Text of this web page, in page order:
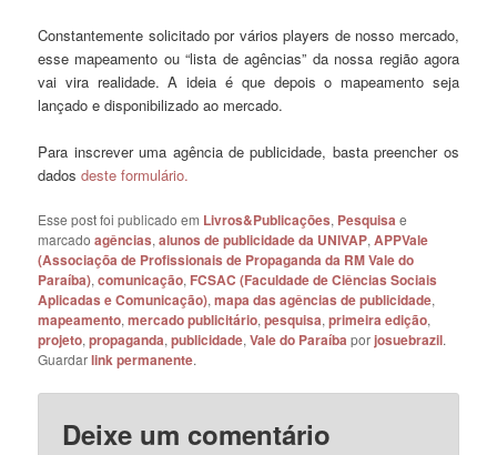
Constantemente solicitado por vários players de nosso mercado,
esse mapeamento ou “lista de agências” da nossa região agora
vai vira realidade. A ideia é que depois o mapeamento seja
lançado e disponibilizado ao mercado.
Para inscrever uma agência de publicidade, basta preencher os
dadosdeste formulário.
Esse post foi publicado em Livros&Publicações, Pesquisa e
marcadoagências,alunos de publicidade da UNIVAP,APPVale
(Associaçõa de Profissionais de Propaganda da RM Vale do
Paraíba),comunicação, FCSAC (Faculdade de Ciências Sociais
Aplicadas e Comunicação),mapa das agências de publicidade,
mapeamento,mercado publicitário,pesquisa,primeira edição,
projeto,propaganda,publicidade,Vale do Paraíba porjosuebrazil.
Guardarlink permanente.
Deixe um comentário